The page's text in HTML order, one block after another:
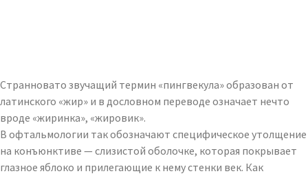
Странновато звучащий термин «пингвекула» образован от
латинского «жир» и в дословном переводе означает нечто
вроде «жиринка», «жировик».
В офтальмологии так обозначают специфическое утолщение
на конъюнктиве — слизистой оболочке, которая покрывает
глазное яблоко и прилегающие к нему стенки век. Как